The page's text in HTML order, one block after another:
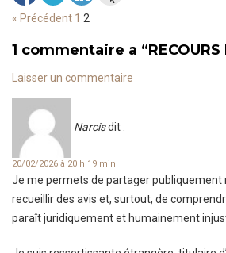
« Précédent 1 2
1 commentaire a “
Laisser un commentaire
Narcisdit :
20/02/2026 à 20 h 19 min
Je me permets de partager publiquement
recueillir des avis et, surtout, de
paraît juridiquement et humainement